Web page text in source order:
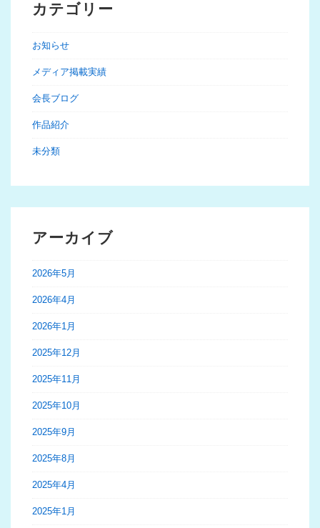
カテゴリー
お知らせ
メディア掲載実績
会長ブログ
作品紹介
未分類
アーカイブ
2026年5月
2026年4月
2026年1月
2025年12月
2025年11月
2025年10月
2025年9月
2025年8月
2025年4月
2025年1月